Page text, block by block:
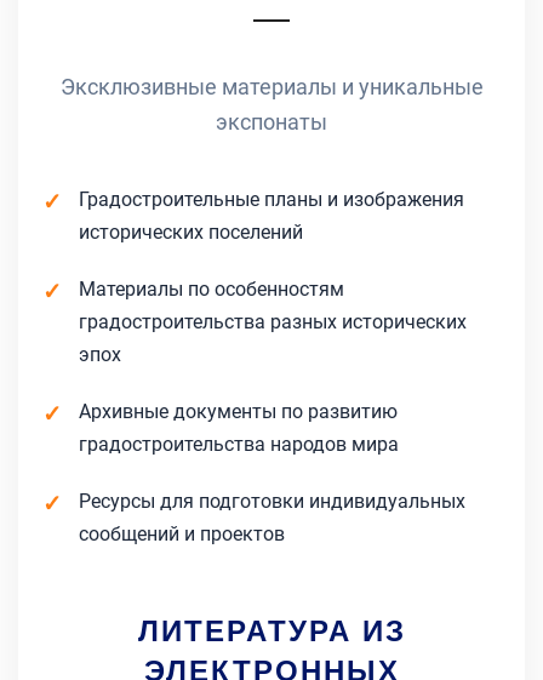
Эксклюзивные материалы и уникальные
экспонаты
Градостроительные планы и изображения
исторических поселений
Материалы по особенностям
градостроительства разных исторических
эпох
Архивные документы по развитию
градостроительства народов мира
Ресурсы для подготовки индивидуальных
сообщений и проектов
ЛИТЕРАТУРА ИЗ
ЭЛЕКТРОННЫХ